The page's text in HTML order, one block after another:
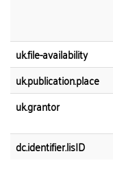
uk.file-availability
uk.publication.place
uk.grantor
dc.identifier.lisID